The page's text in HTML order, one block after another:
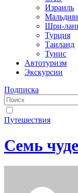
Израиль
Шри-
Турция
Таиланд
Тунис
Автотуризм
Экскурсии
Подписка
Путешествия
Семь